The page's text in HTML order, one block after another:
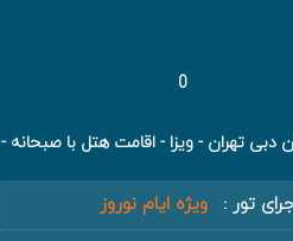
0
دبی تهران - ویزا - اقامت هتل با صبحانه -
تور :
ویژه ایام نوروز